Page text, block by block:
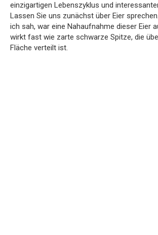
einzigartigen Lebenszyklus und
Lassen Sie uns zunächst über Eier
ich sah, war eine Nahaufnahme dieser Eier
wirkt fast wie zarte schwarze Spitze, die
Fläche verteilt ist.